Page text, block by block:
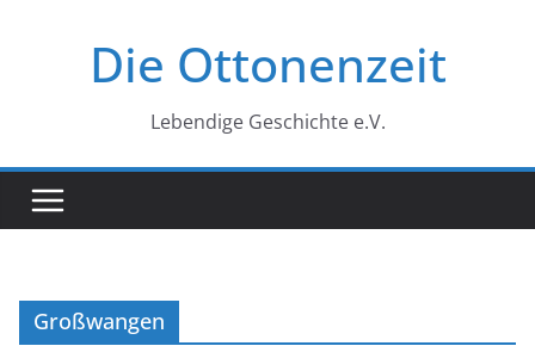
Die Ottonenzeit
Lebendige Geschichte e.V.
Großwangen